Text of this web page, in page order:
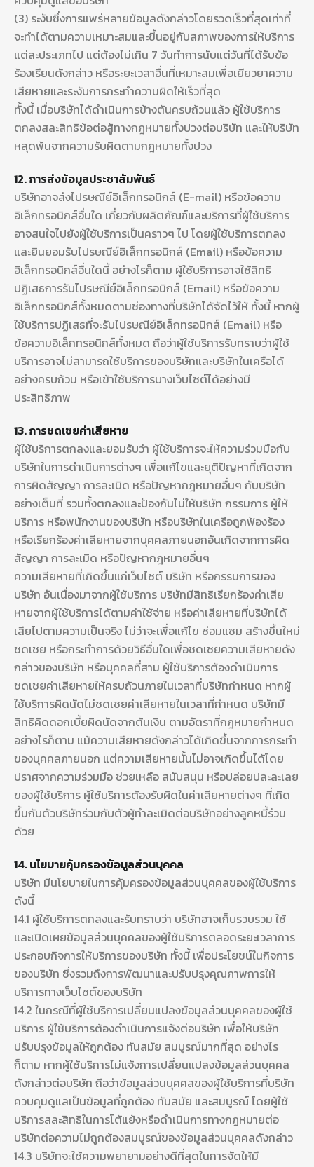
(3) ระงับซึ่งการแพร่หลายข้อมูลดังกล่าวโดยรวดเร็วที่สุดเท่าที่
จะทำได้ตามความเหมาะสมและขึ้นอยู่กับสภาพของการให้บริการ
แต่ละประเภทไป แต่ต้องไม่เกิน 7 วันทำการนับแต่วันที่ได้รับข้อ
ร้องเรียนดังกล่าว หรือระยะเวลาอื่นที่เหมาะสมเพื่อเยียวยาความ
เสียหายและระงับการกระทำความผิดให้เร็วที่สุด
ทั้งนี้ เมื่อบริษัทได้ดำเนินการข้างต้นครบถ้วนแล้ว ผู้ใช้บริการ
ตกลงสละสิทธิข้อต่อสู้ทางกฎหมายทั้งปวงต่อบริษัท และให้บริษัท
หลุดพ้นจากความรับผิดตามกฎหมายทั้งปวง
12. การส่งข้อมูลประชาสัมพันธ์
บริษัทอาจส่งไปรษณีย์อิเล็กทรอนิกส์ (E-mail) หรือข้อความ
อิเล็กทรอนิกส์อื่นใด เกี่ยวกับผลิตภัณฑ์และบริการที่ผู้ใช้บริการ
อาจสนใจไปยังผู้ใช้บริการเป็นคราวๆ ไป โดยผู้ใช้บริการตกลง
และยินยอมรับไปรษณีย์อิเล็กทรอนิกส์ (Email) หรือข้อความ
อิเล็กทรอนิกส์อื่นใดนี้ อย่างไรก็ตาม ผู้ใช้บริการอาจใช้สิทธิ
ปฏิเสธการรับไปรษณีย์อิเล็กทรอนิกส์ (Email) หรือข้อความ
อิเล็กทรอนิกส์ทั้งหมดตามช่องทางที่บริษัทได้จัดไว้ให้ ทั้งนี้ หากผู้
ใช้บริการปฏิเสธที่จะรับไปรษณีย์อิเล็กทรอนิกส์ (Email) หรือ
ข้อความอิเล็กทรอนิกส์ทั้งหมด ถือว่าผู้ใช้บริการรับทราบว่าผู้ใช้
บริการอาจไม่สามารถใช้บริการของบริษัทและบริษัทในเครือได้
อย่างครบถ้วน หรือเข้าใช้บริการบางเว็บไซต์ได้อย่างมี
ประสิทธิภาพ
13. การชดเชยค่าเสียหาย
ผู้ใช้บริการตกลงและยอมรับว่า ผู้ใช้บริการจะให้ความร่วมมือกับ
บริษัทในการดำเนินการต่างๆ เพื่อแก้ไขและยุติปัญหาที่เกิดจาก
การผิดสัญญา การละเมิด หรือปัญหากฎหมายอื่นๆ กับบริษัท
อย่างเต็มที่ รวมทั้งตกลงและป้องกันไม่ให้บริษัท กรรมการ ผู้ให้
บริการ หรือพนักงานของบริษัท หรือบริษัทในเครือถูกฟ้องร้อง
หรือเรียกร้องค่าเสียหายจากบุคคลภายนอกอันเกิดจากการผิด
สัญญา การละเมิด หรือปัญหากฎหมายอื่นๆ
ความเสียหายที่เกิดขึ้นแก่เว็บไซต์ บริษัท หรือกรรมการของ
บริษัท อันเนื่องมาจากผู้ใช้บริการ บริษัทมีสิทธิเรียกร้องค่าเสีย
หายจากผู้ใช้บริการได้ตามค่าใช้จ่าย หรือค่าเสียหายที่บริษัทได้
เสียไปตามความเป็นจริง ไม่ว่าจะเพื่อแก้ไข ซ่อมแซม สร้างขึ้นใหม่
ชดเชย หรือกระทำการด้วยวิธีอื่นใดเพื่อชดเชยความเสียหายดัง
กล่าวของบริษัท หรือบุคคลที่สาม ผู้ใช้บริการต้องดำเนินการ
ชดเชยค่าเสียหายให้ครบถ้วนภายในเวลาที่บริษัทกำหนด หากผู้
ใช้บริการผิดนัดไม่ชดเชยค่าเสียหายในเวลาที่กำหนด บริษัทมี
สิทธิคิดดอกเบี้ยผิดนัดจากต้นเงิน ตามอัตราที่กฎหมายกำหนด
อย่างไรก็ตาม แม้ความเสียหายดังกล่าวได้เกิดขึ้นจากการกระทำ
ของบุคคลภายนอก แต่ความเสียหายนั้นไม่อาจเกิดขึ้นได้โดย
ปราศจากความร่วมมือ ช่วยเหลือ สนับสนุน หรือปล่อยปละละเลย
ของผู้ใช้บริการ ผู้ใช้บริการต้องรับผิดในค่าเสียหายต่างๆ ที่เกิด
ขึ้นกับตัวบริษัทร่วมกับตัวผู้ทำละเมิดต่อบริษัทอย่างลูกหนี้ร่วม
ด้วย
14. นโยบายคุ้มครองข้อมูลส่วนบุคคล
บริษัท มีนโยบายในการคุ้มครองข้อมูลส่วนบุคคลของผู้ใช้บริการ
ดังนี้
14.1 ผู้ใช้บริการตกลงและรับทราบว่า บริษัทอาจเก็บรวบรวม ใช้
และเปิดเผยข้อมูลส่วนบุคคลของผู้ใช้บริการตลอดระยะเวลาการ
ประกอบกิจการให้บริการของบริษัท ทั้งนี้ เพื่อประโยชน์ในกิจการ
ของบริษัท ซึ่งรวมถึงการพัฒนาและปรับปรุงคุณภาพการให้
บริการทางเว็บไซต์ของบริษัท
14.2 ในกรณีที่ผู้ใช้บริการเปลี่ยนแปลงข้อมูลส่วนบุคคลของผู้ใช้
บริการ ผู้ใช้บริการต้องดำเนินการแจ้งต่อบริษัท เพื่อให้บริษัท
ปรับปรุงข้อมูลให้ถูกต้อง ทันสมัย สมบูรณ์มากที่สุด อย่างไร
ก็ตาม หากผู้ใช้บริการไม่แจ้งการเปลี่ยนแปลงข้อมูลส่วนบุคคล
ดังกล่าวต่อบริษัท ถือว่าข้อมูลส่วนบุคคลของผู้ใช้บริการที่บริษัท
ควบคุมดูแลเป็นข้อมูลที่ถูกต้อง ทันสมัย และสมบูรณ์ โดยผู้ใช้
บริการสละสิทธิในการโต้แย้งหรือดำเนินการทางกฎหมายต่อ
บริษัทต่อความไม่ถูกต้องสมบูรณ์ของข้อมูลส่วนบุคคลดังกล่าว
14.3 บริษัทจะใช้ความพยายามอย่างดีที่สุดในการจัดให้มี